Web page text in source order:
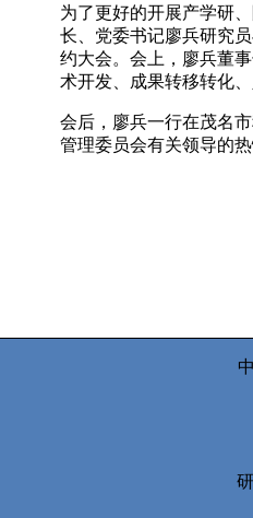
为了更好的开展产学研
长、党委书记廖兵研究
约大会。会上，廖兵董
术开发、成果转移转化
会后，廖兵一行在茂名
管理委员会有关领导的